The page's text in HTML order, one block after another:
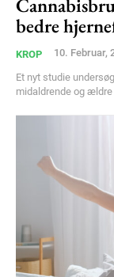
Member
100
Praesent
Ut mollis
Nullam eu
Donec quis
Orci varius
bedre
KROP 10. Februar,
Et nyt studie
midaldrende og